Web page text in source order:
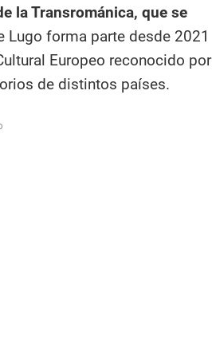
la Transrománica, que se
Lugo forma parte desde 2021
Europeo reconocido por
de distintos países.